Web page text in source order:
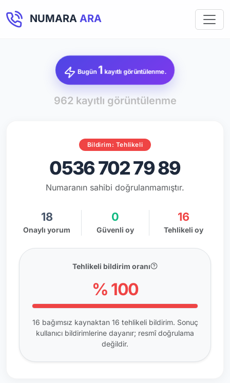
NUMARA ARA
Bugün1 kayıtlı görüntülenme.
962 kayıtlı görüntülenme
Bildirim: Tehlikeli
0536 702 79 89
Numaranın sahibi doğrulanmamıştır.
18
Onaylı yorum
0
Güvenli oy
16
Tehlikeli oy
Tehlikeli bildirim oranı
% 100
16 bağımsız kaynaktan 16 tehlikeli bildirim. Sonuç
kullanıcı bildirimlerine dayanır; resmî doğrulama
değildir.